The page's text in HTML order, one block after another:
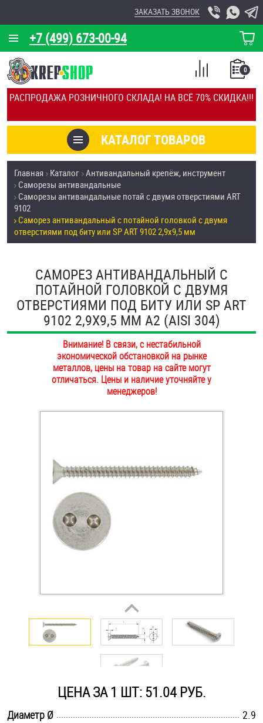
РАСПРОДАЖА РОЗНИЧНОГО СКЛАДА! НА ВСЁ 70% СКИДКА!!!
+7 (499) 673-00-94
ЗАКАЗАТЬ ЗВОНОК
КОРЗИНА
О КОМПАНИИ
КАЛЬКУЛЯТОР
ОТЗЫВЫ
УСЛУГИ
СКИДКИ
ОПТ
ОПЛАТА И ДОСТАВКА
НАШИ МАГАЗИНЫ
КАТАЛОГ ТОВАРОВ
0
СПИСОК
СРАВНЕНИЕ
Товары со скидкой
Анкеры
Антивандальный крепёж, инструмент
Втулки
Гайки
Дюймовый крепёж
Заклепки (Гайки-Заклепки)
Крюки, кольца с метрической резьбой
Крюки, кольца с шурупной резьбой
Оснастка и аксессуары для яхт
Пробки
Саморезы и шурупы
Стопорные кольца
Такелаж
Главная Каталог Антивандальный крепёж, инструмент
Саморезы антивандальные
Саморезы антивандальные потай с двумя отверстиями ART
9102
Саморез антивандальный с потайной головкой с двумя
отверстиями под биту или SP ART 9102 2,9х9,5 мм
САМОРЕЗ АНТИВАНДАЛЬНЫЙ С
ПОТАЙНОЙ ГОЛОВКОЙ С ДВУМЯ
ОТВЕРСТИЯМИ ПОД БИТУ ИЛИ SP ART
9102 2,9Х9,5 ММ А2 (AISI 304)
Внимание! В связи, с нестабильной
экономической обстановкой на рынке
металлов, цены на товар на сайте могут
отличаться. Цены и наличие уточняйте у
менеджеров!
ЦЕНА ЗА 1 ШТ: 51.04 РУБ.
Диаметр Ø
2.9